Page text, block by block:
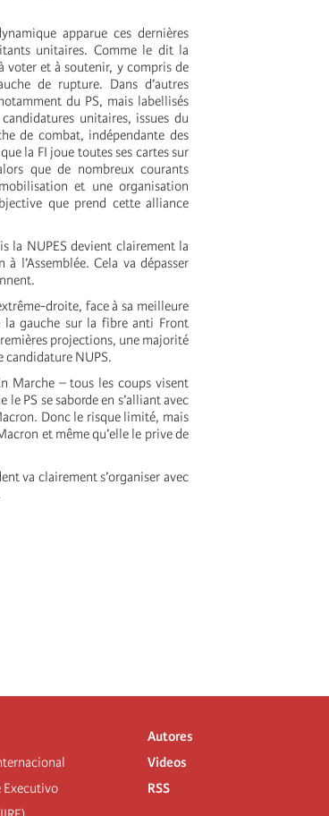
apparue ces dernières
unitaires. Comme le dit la
voter et à soutenir, y compris de
de rupture. Dans d’autres
du PS, mais labellisés
unitaires, issues du
de combat, indépendante des
la FI joue toutes ses cartes sur
que de nombreux courants
et une organisation
que prend cette alliance
la NUPES devient clairement la
l’Assemblée. Cela va dépasser
droite, face à sa meilleure
la gauche sur la fibre anti Front
projections, une majorité
candidature NUPS.
Marche – tous les coups visent
PS se saborde en s’alliant avec
Donc le risque limité, mais
et même qu’elle le prive de
va clairement s’organiser avec
Executivo
Autores
Videos
RSS